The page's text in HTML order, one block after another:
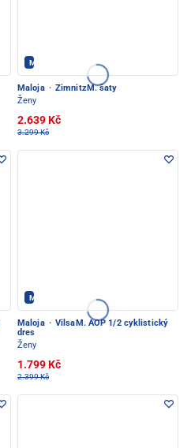
Maloja - PEC POD SNĚŽKOU
Maloja · ZimnitzM. šaty
Ženy
2.639 Kč
3.299 Kč
Maloja - PEC POD SNĚŽKOU
Maloja · VilsaM. AOP 1/2 cyklistický
dres
Ženy
1.799 Kč
2.399 Kč